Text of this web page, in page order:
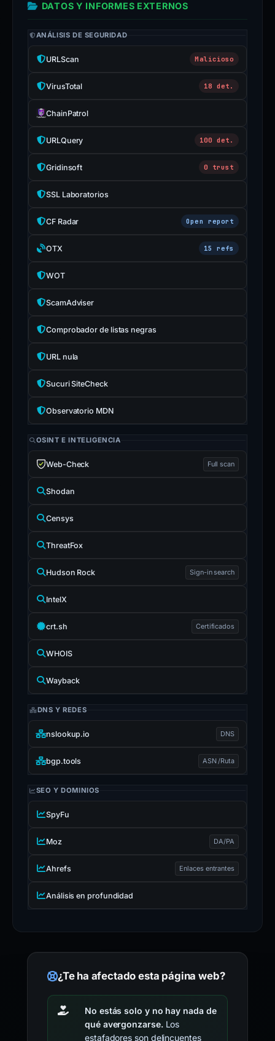
DATOS Y INFORMES EXTERNOS
ANÁLISIS DE SEGURIDAD
URLScan Malicioso
VirusTotal 18 det.
ChainPatrol
URLQuery 100 det.
Gridinsoft 0 trust
SSL Laboratorios
CF Radar Open report
OTX 15 refs
WOT
ScamAdviser
Comprobador de listas negras
URL nula
Sucuri SiteCheck
Observatorio MDN
OSINT E INTELIGENCIA
Web-Check Full scan
Shodan
Censys
ThreatFox
Hudson Rock Sign-in search
IntelX
crt.sh Certificados
WHOIS
Wayback
DNS Y REDES
nslookup.io DNS
bgp.tools ASN /Ruta
SEO Y DOMINIOS
SpyFu
Moz DA/PA
Ahrefs Enlaces entrantes
Análisis en profundidad
¿Te ha afectado esta página web?
No estás solo y no hay nada de
qué avergonzarse.Los
estafadores son delincuentes